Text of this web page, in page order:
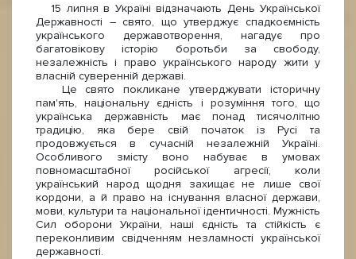
15 липня в Україні відзначають День Української
Державності – свято, що утверджує спадкоємність
українського державотворення, нагадує про
багатовікову історію боротьби за свободу,
незалежність і право українського народу жити у
власній суверенній державі.
Це свято покликане утверджувати історичну
пам'ять, національну єдність і розуміння того, що
українська державність має понад тисячолітню
традицію, яка бере свій початок із Русі та
продовжується в сучасній незалежній Україні.
Особливого змісту воно набуває в умовах
повномасштабної російської агресії, коли
український народ щодня захищає не лише свої
кордони, а й право на існування власної держави,
мови, культури та національної ідентичності. Мужність
Сил оборони України, наші єдність та стійкість є
переконливим свідченням незламності української
державності.